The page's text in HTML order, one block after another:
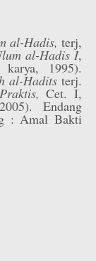
al-Hadis,terj,
al-Hadis I,
1995).
al-Haditsterj.
Cet. I,
Endang
: Amal Bakti